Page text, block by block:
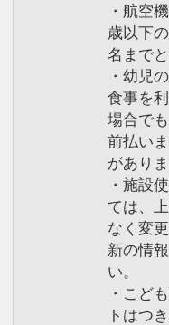
・航空
歳以下
名まで
・幼児
食事を
場合で
前払い
がありま
・施設
ては、
なく変
新の情
い。
・こど
トはつ